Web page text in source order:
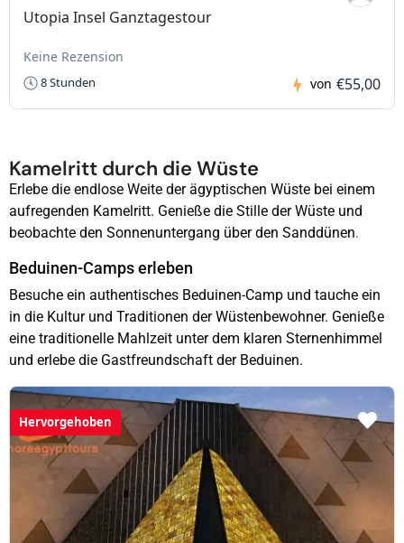
Utopia Insel Ganztagestour
Keine Rezension
8 Stunden von €55,00
Kamelritt durch die Wüste
Erlebe die endlose Weite der ägyptischen Wüste bei einem
aufregenden Kamelritt. Genieße die Stille der Wüste und
beobachte den Sonnenuntergang über den Sanddünen.
Beduinen-Camps erleben
Besuche ein authentisches Beduinen-Camp und tauche ein
in die Kultur und Traditionen der Wüstenbewohner. Genieße
eine traditionelle Mahlzeit unter dem klaren Sternenhimmel
und erlebe die Gastfreundschaft der Beduinen.
Hervorgehoben